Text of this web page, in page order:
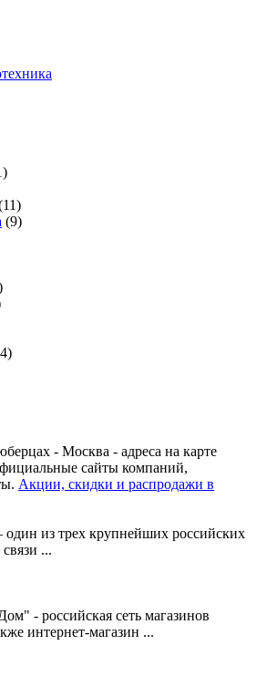
)
11)
(9)
4)
- Москва - адреса на карте
сайты компаний,
Акции, скидки и распродажи в
из трех крупнейших российских
...
- российская сеть магазинов
интернет-магазин ...